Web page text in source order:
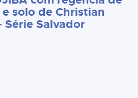
solo de Christian
Série Salvador